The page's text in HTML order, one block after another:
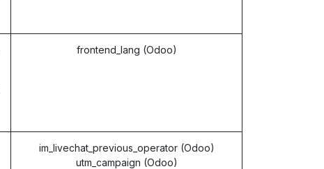
frontend_lang (Odoo)
im_livechat_previous_operator (Odoo)
utm_campaign (Odoo)